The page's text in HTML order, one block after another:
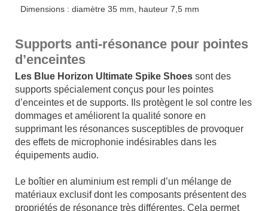
Dimensions : diamètre 35 mm, hauteur 7,5 mm
Supports anti-résonance pour pointes
d’enceintes
Les Blue Horizon Ultimate Spike Shoes sont des
supports spécialement conçus pour les pointes
d’enceintes et de supports. Ils protègent le sol contre les
dommages et améliorent la qualité sonore en
supprimant les résonances susceptibles de provoquer
des effets de microphonie indésirables dans les
équipements audio.
Le boîtier en aluminium est rempli d’un mélange de
matériaux exclusif dont les composants présentent des
propriétés de résonance très différentes. Cela permet